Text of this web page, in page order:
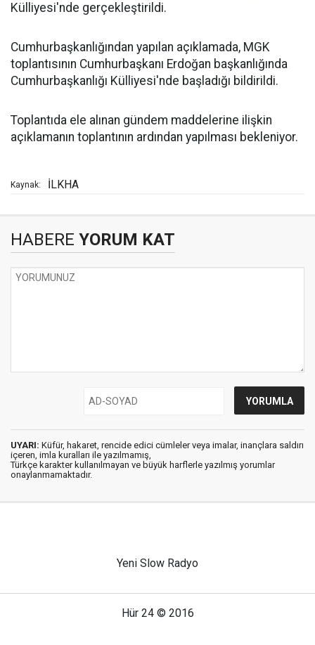
Külliyesi'nde gerçekleştirildi.
Cumhurbaşkanlığından yapılan açıklamada, MGK
toplantısının Cumhurbaşkanı Erdoğan başkanlığında
Cumhurbaşkanlığı Külliyesi'nde başladığı bildirildi.
Toplantıda ele alınan gündem maddelerine ilişkin
açıklamanın toplantının ardından yapılması bekleniyor.
Kaynak: İLKHA
HABERE YORUM KAT
UYARI: Küfür, hakaret, rencide edici cümleler veya imalar, inançlara saldırı
içeren, imla kuralları ile yazılmamış,
Türkçe karakter kullanılmayan ve büyük harflerle yazılmış yorumlar
onaylanmamaktadır.
Yeni Slow Radyo
Hür 24 © 2016